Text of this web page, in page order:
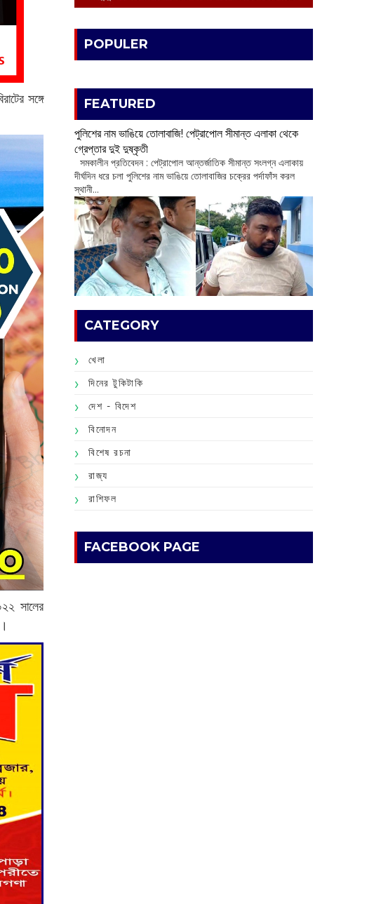
সঙ্গে
সালের
POPULER
FEATURED
পুলিশের নাম ভাঙিয়ে তোলাবাজি! পেট্রাপোল সীমান্ত এলাকা থেকে
গ্রেপ্তার দুই দুষ্কৃতী
সমকালীন প্রতিবেদন : পেট্রাপোল আন্তর্জাতিক সীমান্ত সংলগ্ন এলাকায়
দীর্ঘদিন ধরে চলা পুলিশের নাম ভাঙিয়ে তোলাবাজির চক্রের পর্দাফাঁস করল
স্থানী...
CATEGORY
খেলা
দিনের টুকিটাকি
দেশ - বিদেশ
বিনোদন
বিশেষ রচনা
রাজ্য
রাশিফল
FACEBOOK PAGE